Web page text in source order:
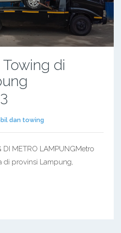
di
dan towing
DI METRO LAMPUNGMetro
di provinsi Lampung,